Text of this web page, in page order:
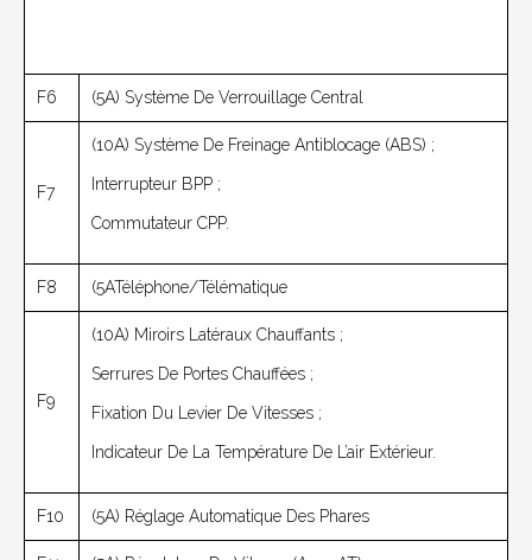
F6 (5A) Système De Verrouillage Central
F7
(10A) Système De Freinage Antiblocage (ABS) ;
Interrupteur BPP ;
Commutateur CPP.
F8 (5ATéléphone/Télématique
F9
(10A) Miroirs Latéraux Chauffants ;
Serrures De Portes Chauffées ;
Fixation Du Levier De Vitesses ;
Indicateur De La Température De L’air Extérieur.
F10 (5A) Réglage Automatique Des Phares